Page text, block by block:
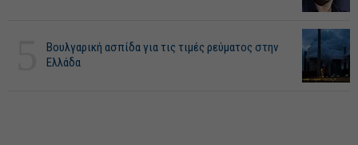
Βουλγαρική ασπίδα για τις τιμές ρεύματος στην
Ελλάδα